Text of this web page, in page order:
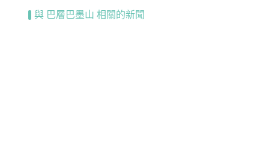
與 巴層巴墨山 相關的新聞